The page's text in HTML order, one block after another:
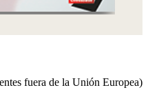
fuera de la Unión Europea)